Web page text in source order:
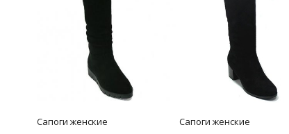
Сапоги женские Сапоги женские